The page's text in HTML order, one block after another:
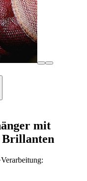
mit
Brillanten
Verarbeitung: